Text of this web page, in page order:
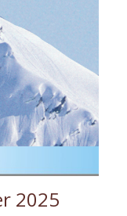
2025